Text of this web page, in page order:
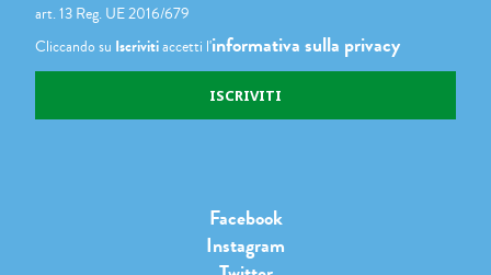
art. 13 Reg. UE 2016/679
Cliccando su Iscrivitiaccetti l'informativa sulla privacy
Facebook
Instagram